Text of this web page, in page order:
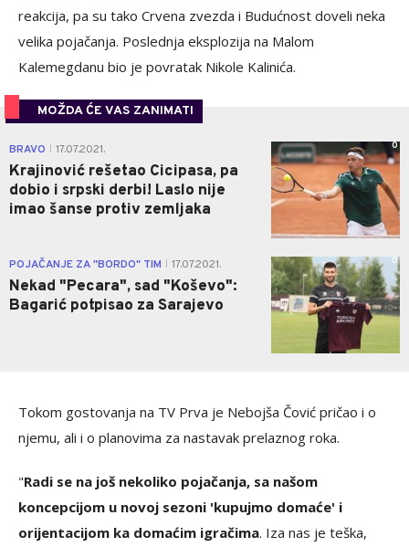
reakcija, pa su tako Crvena zvezda i Budućnost doveli neka
velika pojačanja. Poslednja eksplozija na Malom
Kalemegdanu bio je povratak Nikole Kalinića.
MOŽDA ĆE VAS ZANIMATI
BRAVO 17.07.2021.
Krajinović rešetao Cicipasa, pa
dobio i srpski derbi! Laslo nije
imao šanse protiv zemljaka
0
POJAČANJE ZA "BORDO" TIM 17.07.2021.
Nekad "Pecara", sad "Koševo":
Bagarić potpisao za Sarajevo
0
Tokom gostovanja na TV Prva je Nebojša Čović pričao i o
njemu, ali i o planovima za nastavak prelaznog roka.
"Radi se na još nekoliko pojačanja, sa našom
koncepcijom u novoj sezoni 'kupujmo domaće' i
orijentacijom ka domaćim igračima. Iza nas je teška,